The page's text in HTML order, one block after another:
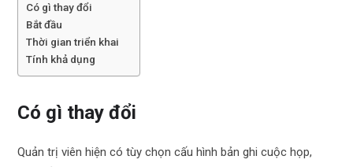
Có gì thay đổi
Bắt đầu
Thời gian triển khai
Tính khả dụng
Có gì thay đổi
Quản trị viên hiện có tùy chọn cấu hình bản ghi cuộc họp,